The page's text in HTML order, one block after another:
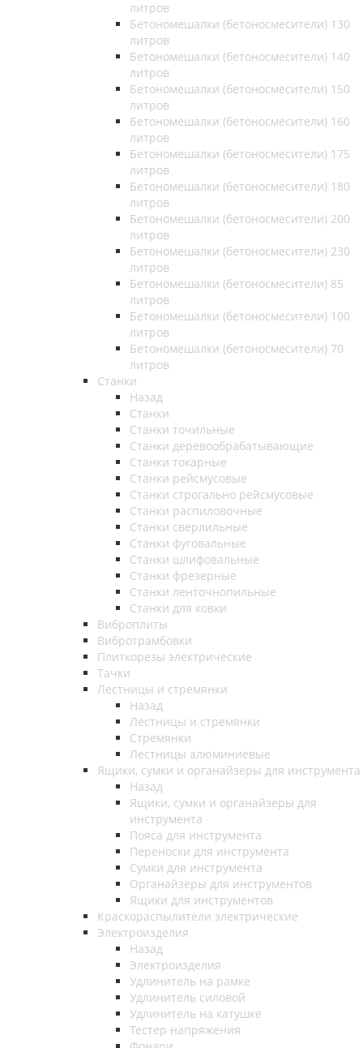
литров
Бетономешалки (бетоносмесители) 130
литров
Бетономешалки (бетоносмесители) 140
литров
Бетономешалки (бетоносмесители) 150
литров
Бетономешалки (бетоносмесители) 160
литров
Бетономешалки (бетоносмесители) 175
литров
Бетономешалки (бетоносмесители) 180
литров
Бетономешалки (бетоносмесители) 200
литров
Бетономешалки (бетоносмесители) 230
литров
Бетономешалки (бетоносмесители) 85
литров
Бетономешалки (бетоносмесители) 100
литров
Бетономешалки (бетоносмесители) 70
литров
Станки
Назад
Станки
Станки точильные
Станки деревообрабатывающие
Станки токарные
Станки рейсмусовые
Станки строгально рейсмусовые
Станки распиловочные
Станки сверлильные
Станки фуговальные
Станки шлифовальные
Станки фрезерные
Станки ленточнопильные
Станки для ковки
Виброплиты
Вибротрамбовки
Плиткорезы электрические
Тачки
Лестницы и стремянки
Назад
Лестницы и стремянки
Стремянки
Лестницы алюминиевые
Ящики, сумки и органайзеры для инструмента
Назад
Ящики, сумки и органайзеры для
инструмента
Пояса для инструмента
Переноски для инструмента
Сумки для инструмента
Органайзеры для инструментов
Ящики для инструментов
Краскораспылители электрические
Электроизделия
Назад
Электроизделия
Удлинитель на рамке
Удлинитель силовой
Удлинитель на катушке
Тестер напряжения